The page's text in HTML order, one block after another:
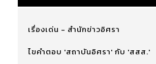
เรื่องเด่น - สำนักข่าวอิศรา
ไขคำตอบ 'สถาบันอิศรา' กับ 'สสส.'